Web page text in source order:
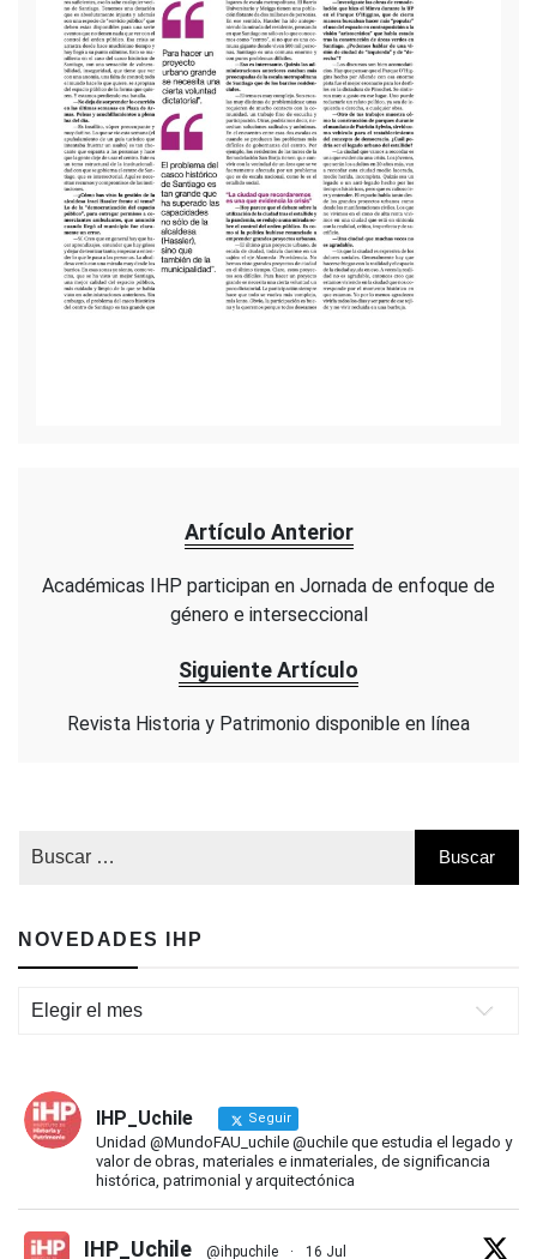
Artículo Anterior
Académicas IHP participan en Jornada de enfoque de
género e interseccional
Siguiente Artículo
Revista Historia y Patrimonio disponible en línea
NOVEDADES IHP
Novedades
IHP_Uchile Seguir
Unidad @MundoFAU_uchile @uchile que estudia el legado y
valor de obras, materiales e inmateriales, de significancia
histórica, patrimonial y arquitectónica
IHP_Uchile @ihpuchile · 16 Jul